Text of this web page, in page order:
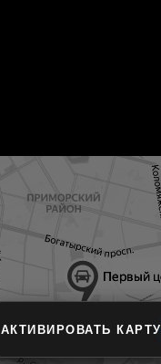
АКТИВИРОВАТЬ КАРТУ